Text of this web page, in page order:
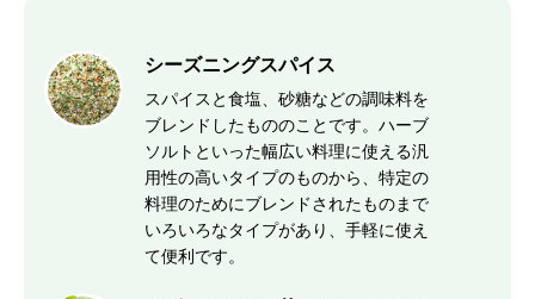
シーズニングスパイス
スパイスと食塩、砂糖などの調味料を
ブレンドしたもののことです。ハーブ
ソルトといった幅広い料理に使える汎
用性の高いタイプのものから、特定の
料理のためにブレンドされたものまで
いろいろなタイプがあり、手軽に使え
て便利です。